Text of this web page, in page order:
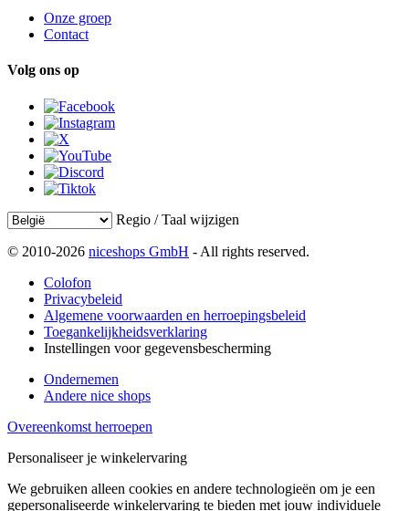
Onze groep
Contact
Volg ons op
Regio / Taal wijzigen
© 2010-2026 niceshops GmbH - All rights reserved.
Colofon
Privacybeleid
Algemene voorwaarden en herroepingsbeleid
Toegankelijkheidsverklaring
Instellingen voor gegevensbescherming
Ondernemen
Andere nice shops
Overeenkomst herroepen
Personaliseer je winkelervaring
We gebruiken alleen cookies en andere technologieën om je een
gepersonaliseerde winkelervaring te bieden met jouw individuele